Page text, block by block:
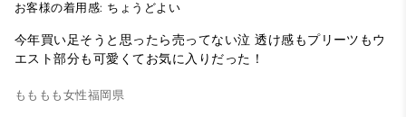
お客様の着用感: ちょうどよい
今年買い足そうと思ったら売ってない泣 透け感もプリーツもウ
エスト部分も可愛くてお気に入りだった！
もももも 女性福岡県